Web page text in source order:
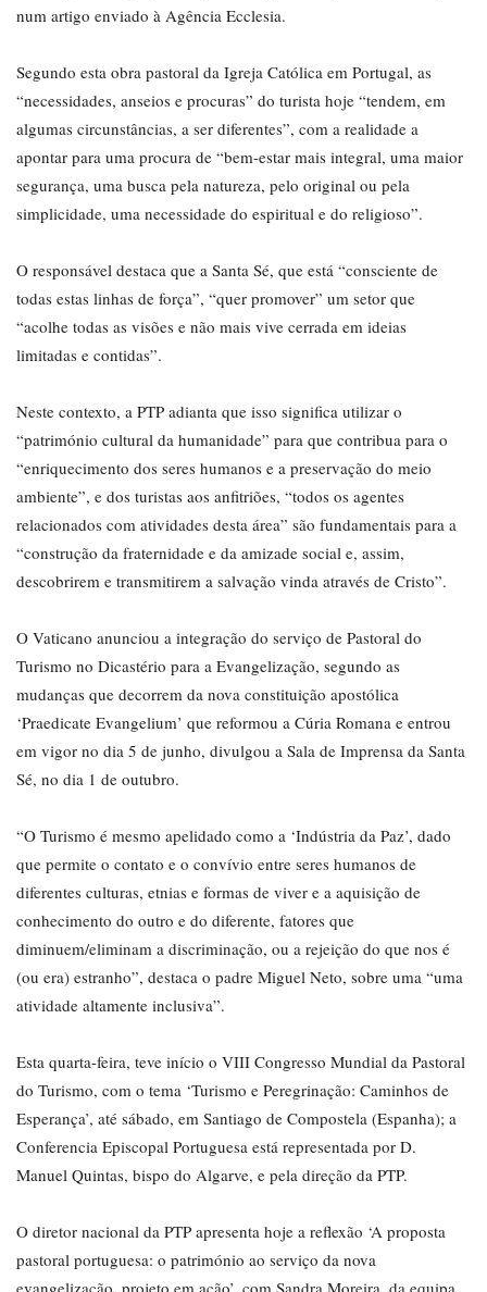
num artigo enviado à Agência Ecclesia.
Segundo esta obra pastoral da Igreja Católica em Portugal, as
“necessidades, anseios e procuras” do turista hoje “tendem, em
algumas circunstâncias, a ser diferentes”, com a realidade a
apontar para uma procura de “bem-estar mais integral, uma maior
segurança, uma busca pela natureza, pelo original ou pela
simplicidade, uma necessidade do espiritual e do religioso”.
O responsável destaca que a Santa Sé, que está “consciente de
todas estas linhas de força”, “quer promover” um setor que
“acolhe todas as visões e não mais vive cerrada em ideias
limitadas e contidas”.
Neste contexto, a PTP adianta que isso significa utilizar o
“património cultural da humanidade” para que contribua para o
“enriquecimento dos seres humanos e a preservação do meio
ambiente”, e dos turistas aos anfitriões, “todos os agentes
relacionados com atividades desta área” são fundamentais para a
“construção da fraternidade e da amizade social e, assim,
descobrirem e transmitirem a salvação vinda através de Cristo”.
O Vaticano anunciou a integração do serviço de Pastoral do
Turismo no Dicastério para a Evangelização, segundo as
mudanças que decorrem da nova constituição apostólica
‘Praedicate Evangelium’ que reformou a Cúria Romana e entrou
em vigor no dia 5 de junho, divulgou a Sala de Imprensa da Santa
Sé, no dia 1 de outubro.
“O Turismo é mesmo apelidado como a ‘Indústria da Paz’, dado
que permite o contato e o convívio entre seres humanos de
diferentes culturas, etnias e formas de viver e a aquisição de
conhecimento do outro e do diferente, fatores que
diminuem/eliminam a discriminação, ou a rejeição do que nos é
(ou era) estranho”, destaca o padre Miguel Neto, sobre uma “uma
atividade altamente inclusiva”.
Esta quarta-feira, teve início o VIII Congresso Mundial da Pastoral
do Turismo, com o tema ‘Turismo e Peregrinação: Caminhos de
Esperança’, até sábado, em Santiago de Compostela (Espanha); a
Conferencia Episcopal Portuguesa está representada por D.
Manuel Quintas, bispo do Algarve, e pela direção da PTP.
O diretor nacional da PTP apresenta hoje a reflexão ‘A proposta
pastoral portuguesa: o património ao serviço da nova